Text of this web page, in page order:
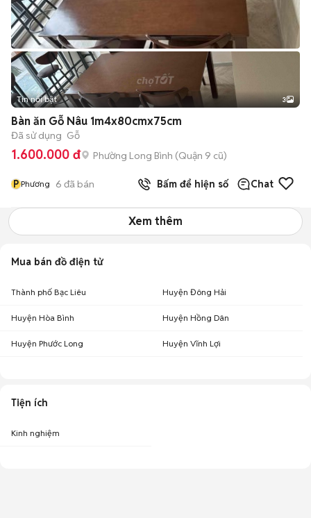
Tin nổi bật 3
Bàn ăn Gỗ Nâu 1m4x80cmx75cm
Đã sử dụng Gỗ
1.600.000 đ Phường Long Bình (Quận 9 cũ)
P Phương 6 đã bán Bấm để hiện số Chat
Xem thêm
Mua bán đồ điện tử
Thành phố Bạc Liêu Huyện Đông Hải
Huyện Hòa Bình Huyện Hồng Dân
Huyện Phước Long Huyện Vĩnh Lợi
Tiện ích
Kinh nghiệm